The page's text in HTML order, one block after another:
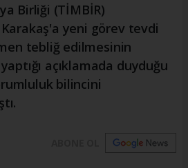
Birliği (TİMBİR)
yeni görev tevdi
tebliğ edilmesinin
açıklamada duyduğu
bilincini